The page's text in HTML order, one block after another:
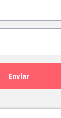
Enviar